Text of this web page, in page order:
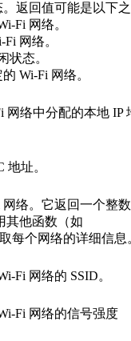
返回值可能是以下之
Fi 网络。
Fi 网络。
状态。
Wi-Fi 网络。
网络中分配的本地 IP
地址。
络。它返回一个整
其他函数（如
每个网络的详细信息
Fi 网络的 SSID。
Fi 网络的信号强度